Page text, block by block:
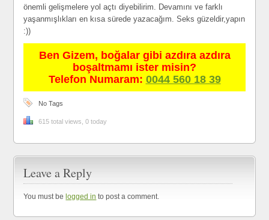
önemli gelişmelere yol açtı diyebilirim. Devamını ve farklı
yaşanmışlıkları en kısa sürede yazacağım. Seks güzeldir,yapın
:))
Ben Gizem, boğalar gibi azdıra azdıra
boşaltmamı ister misin?
Telefon Numaram: 0044 560 18 39
No Tags
615 total views, 0 today
Leave a Reply
You must be logged in to post a comment.